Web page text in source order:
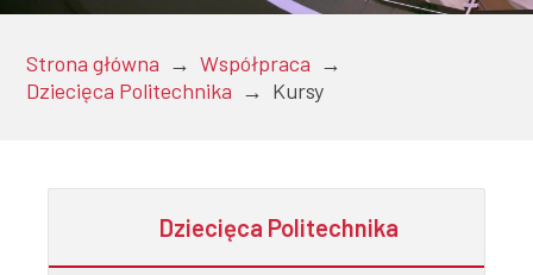
Strona główna → Współpraca →
Dziecięca Politechnika → Kursy
Dziecięca Politechnika
Pracownicy